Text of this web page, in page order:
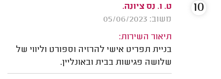
ט. ו. נס ציונה.
משוב: 05/06/2023
תיאור השירות:
בניית תפריט אישי להרזיה וספורט וליווי של
שלושה פגישות בבית ובאונליין.
10